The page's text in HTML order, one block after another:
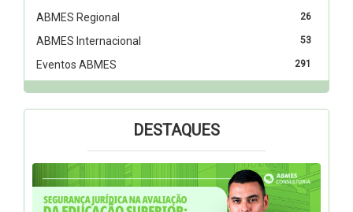
26
ABMES Regional
53
ABMES Internacional
291
Eventos ABMES
DESTAQUES